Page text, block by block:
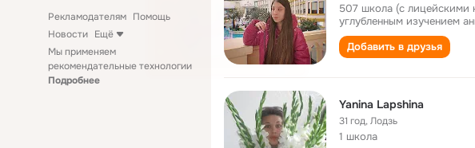
Рекламодателям Помощь
Новости Ещё
Мы применяем
рекомендательные технологии
Подробнее
507 школа (с лицейскими
углубленным изучением
Добавить в друзья
Yanina Lapshina
31 год,Лодзь
1 школа